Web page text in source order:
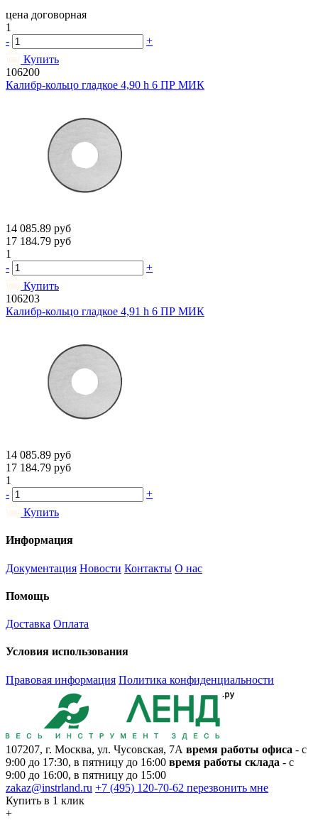
цена договорная
1
-
+
Купить
106200
Калибр-кольцо гладкое 4,90 h 6 ПР МИК
14 085.89 руб
17 184.79 руб
1
-
+
Купить
106203
Калибр-кольцо гладкое 4,91 h 6 ПР МИК
14 085.89 руб
17 184.79 руб
1
-
+
Купить
Информация
Документация Новости Контакты О нас
Помощь
Доставка Оплата
Условия использования
Правовая информация Политика конфиденциальности
107207, г. Москва, ул. Чусовская, 7А время работы офиса - с
9:00 до 17:30, в пятницу до 16:00 время работы склада - с
9:00 до 16:00, в пятницу до 15:00
zakaz@instrland.ru +7 (495) 120-70-62 перезвонить мне
Купить в 1 клик
+